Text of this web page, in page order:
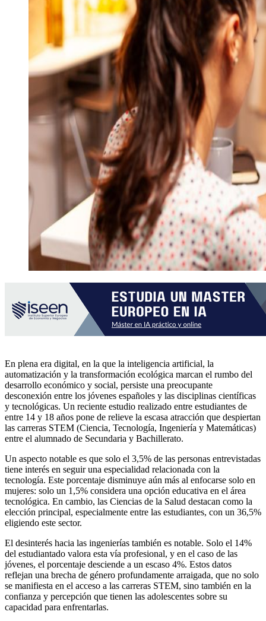
En plena era digital, en la que la inteligencia artificial, la
automatización y la transformación ecológica marcan el rumbo del
desarrollo económico y social, persiste una preocupante
desconexión entre los jóvenes españoles y las disciplinas científicas
y tecnológicas. Un reciente estudio realizado entre estudiantes de
entre 14 y 18 años pone de relieve la escasa atracción que despiertan
las carreras STEM (Ciencia, Tecnología, Ingeniería y Matemáticas)
entre el alumnado de Secundaria y Bachillerato.
Un aspecto notable es que solo el 3,5% de las personas entrevistadas
tiene interés en seguir una especialidad relacionada con la
tecnología. Este porcentaje disminuye aún más al enfocarse solo en
mujeres: solo un 1,5% considera una opción educativa en el área
tecnológica. En cambio, las Ciencias de la Salud destacan como la
elección principal, especialmente entre las estudiantes, con un 36,5%
eligiendo este sector.
El desinterés hacia las ingenierías también es notable. Solo el 14%
del estudiantado valora esta vía profesional, y en el caso de las
jóvenes, el porcentaje desciende a un escaso 4%. Estos datos
reflejan una brecha de género profundamente arraigada, que no solo
se manifiesta en el acceso a las carreras STEM, sino también en la
confianza y percepción que tienen las adolescentes sobre su
capacidad para enfrentarlas.